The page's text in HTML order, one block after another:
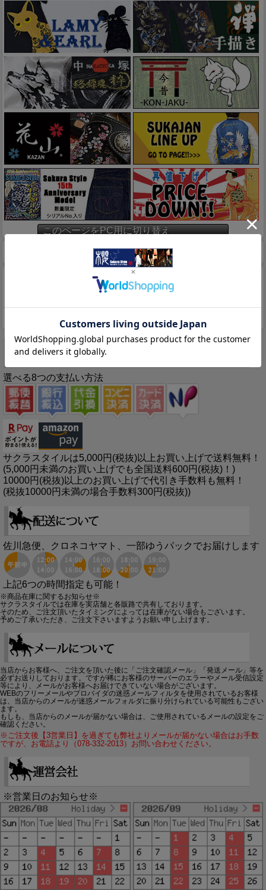
このページをPC用に切り替え
マイページ
特定商取引法に基づく表示
選べる8つの支払い方法
サクラスタイルは5,000円(税抜)以上お買い上げで送料無料！
(5,000円未満のお買い上げでも全国送料600円(税抜)！)
10000円(税抜)以上のお買い上げで代引き手数料も無料！
(税抜10000円未満の場合手数料300円(税抜))
佐川急便、クロネコヤマト、一部ゆうパックでお届けします
上記6つの時間指定も可能！
※商品在庫に関するお知らせ※
サクラスタイルでは在庫を実店舗と各販路で共有しております。
そのため、ご注文頂いたタイミングによっては在庫がない場合もございます。
予めご了承いただき、ご注文下さいますようお願い申し上げます。
当店からお客様へ、ご注文を頂いた後に「ご注文確認メール」「発送メール」等を
必ずお送りしております。ですが稀にお客様のサーバーのエラーやメール受信設定
等により、メールがお客様へお届けできていない場合がございます。
WEBのフリーメールやプロバイダの迷惑メールフィルタを使用されているお客様
は、当店からのメールが迷惑メールフォルダに振り分けられている可能性もござい
ます。
もしも、当店からのメールが届かない場合は、ご使用されているメールの設定をご
確認ください。
※ご注文後【3営業日】を過ぎても弊社よりメールが届かない場合はお手数
ですが、お電話より（078-332-2013）お問い合わせください。
※営業日のお知らせ※